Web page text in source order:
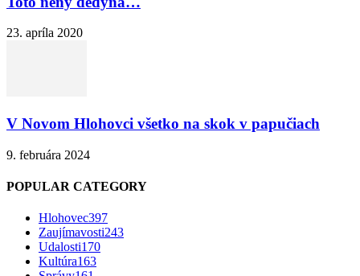
23. apríla 2020
V Novom Hlohovci všetko na skok v papučiach
9. februára 2024
POPULAR CATEGORY
Hlohovec397
Zaujímavosti243
Udalosti170
Kultúra163